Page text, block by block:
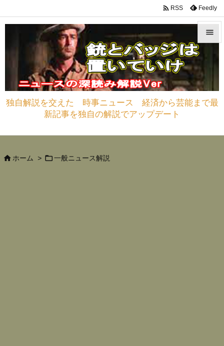
独自解説を交えた 時事ニュース 経済から芸能まで最
新記事を独自の解説でアップデート


サイド


 RSS Feedly
 ホーム >  一般ニュース解説